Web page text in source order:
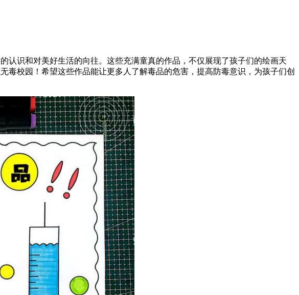
认识和对美好生活的向往。这些充满童真的作品，不仅展现了孩子们的绘画天
校园！希望这些作品能让更多人了解毒品的危害，提高防毒意识，为孩子们创